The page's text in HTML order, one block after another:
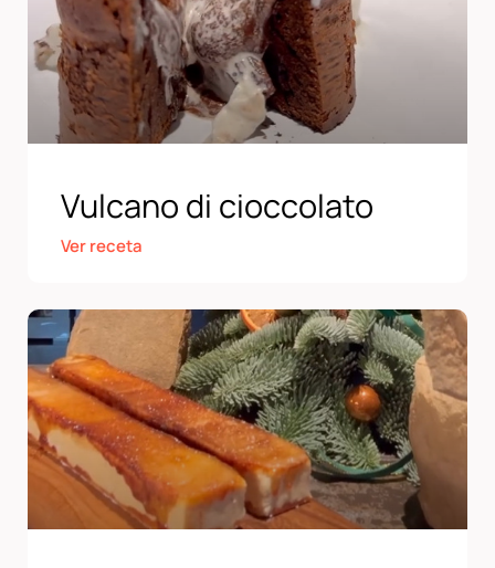
Vulcano di cioccolato
Ver receta